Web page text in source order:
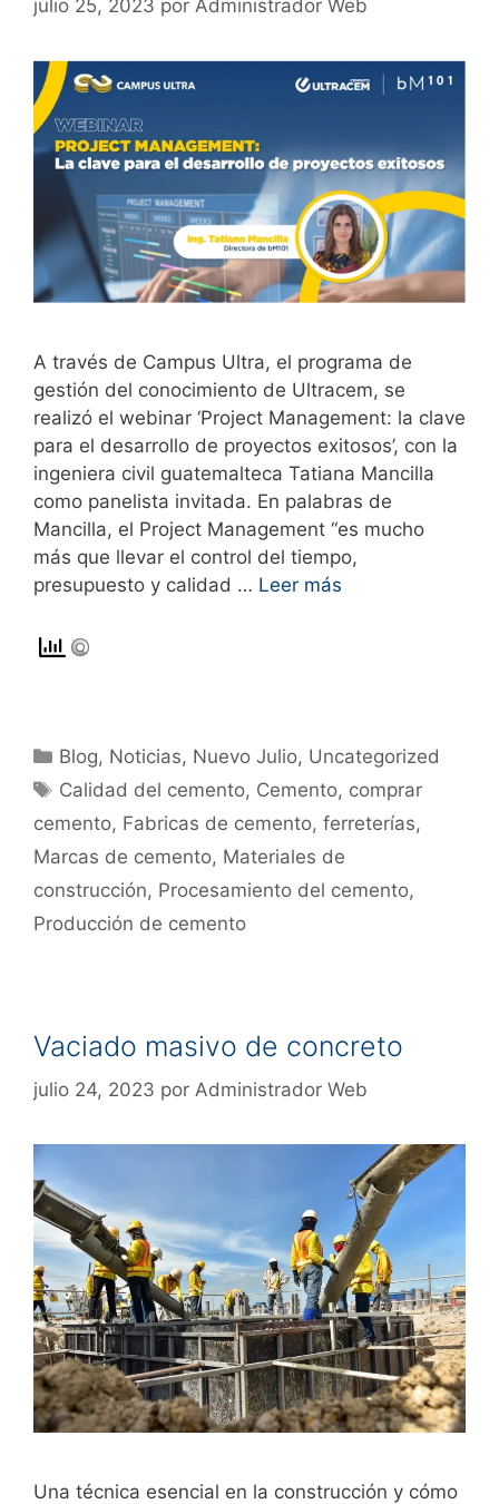
julio 25, 2023 por Administrador Web
A través de Campus Ultra, el programa de
gestión del conocimiento de Ultracem, se
realizó el webinar ‘Project Management: la clave
para el desarrollo de proyectos exitosos’, con la
ingeniera civil guatemalteca Tatiana Mancilla
como panelista invitada. En palabras de
Mancilla, el Project Management “es mucho
más que llevar el control del tiempo,
presupuesto y calidad … Leer más
Blog, Noticias, Nuevo Julio, Uncategorized
Calidad del cemento, Cemento, comprar
cemento, Fabricas de cemento, ferreterías,
Marcas de cemento, Materiales de
construcción, Procesamiento del cemento,
Producción de cemento
Vaciado masivo de concreto
julio 24, 2023 por Administrador Web
Una técnica esencial en la construcción y cómo